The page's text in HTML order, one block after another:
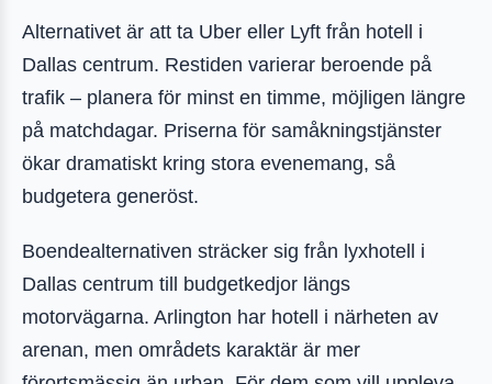
Alternativet är att ta Uber eller Lyft från hotell i
Dallas centrum. Restiden varierar beroende på
trafik – planera för minst en timme, möjligen längre
på matchdagar. Priserna för samåkningstjänster
ökar dramatiskt kring stora evenemang, så
budgetera generöst.
Boendealternativen sträcker sig från lyxhotell i
Dallas centrum till budgetkedjor längs
motorvägarna. Arlington har hotell i närheten av
arenan, men områdets karaktär är mer